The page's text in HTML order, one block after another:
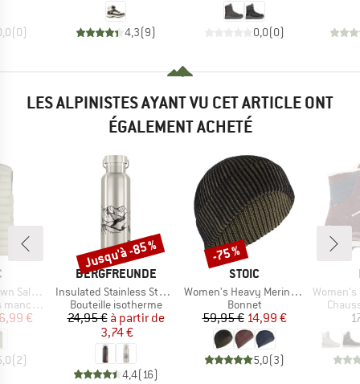
(0) 4,3(9) 0,0(0)
LES ALPINISTES AYANT VU CET ARTICLE ONT
ÉGALEMENT ACHETÉ
Vest
réduit
€
(2)
MARQUE
BERGFREUNDE
Article
Insulated Stainless Steel Bottle 500ml
Product group
Bouteille isotherme
Prix
24,95 € Prix réduit
à partir de
3,74 €
4,4(16)
Remise
Jusqu'à -85 %
MARQUE
STOIC
Article
Women's Heavy MerinoKnit MMXX. Laisdalen Beanie
Product group
Bonnet
Prix
59,95 €Prix réduit
14,99 €
5,0(3)
Remise
-75 %
Article
Women's